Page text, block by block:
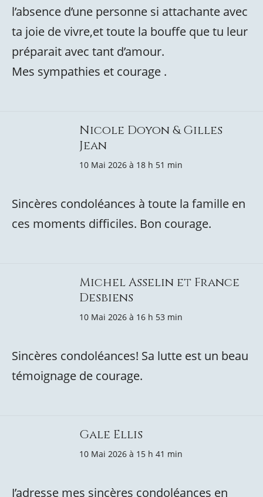
l’absence d’une personne si attachante avec
ta joie de vivre,et toute la bouffe que tu leur
préparait avec tant d’amour.
Mes sympathies et courage .
Nicole Doyon & Gilles
Jean
10 Mai 2026 à 18 h 51 min
Sincères condoléances à toute la famille en
ces moments difficiles. Bon courage.
Michel Asselin et France
Desbiens
10 Mai 2026 à 16 h 53 min
Sincères condoléances! Sa lutte est un beau
témoignage de courage.
Gale Ellis
10 Mai 2026 à 15 h 41 min
J’adresse mes sincères condoléances en